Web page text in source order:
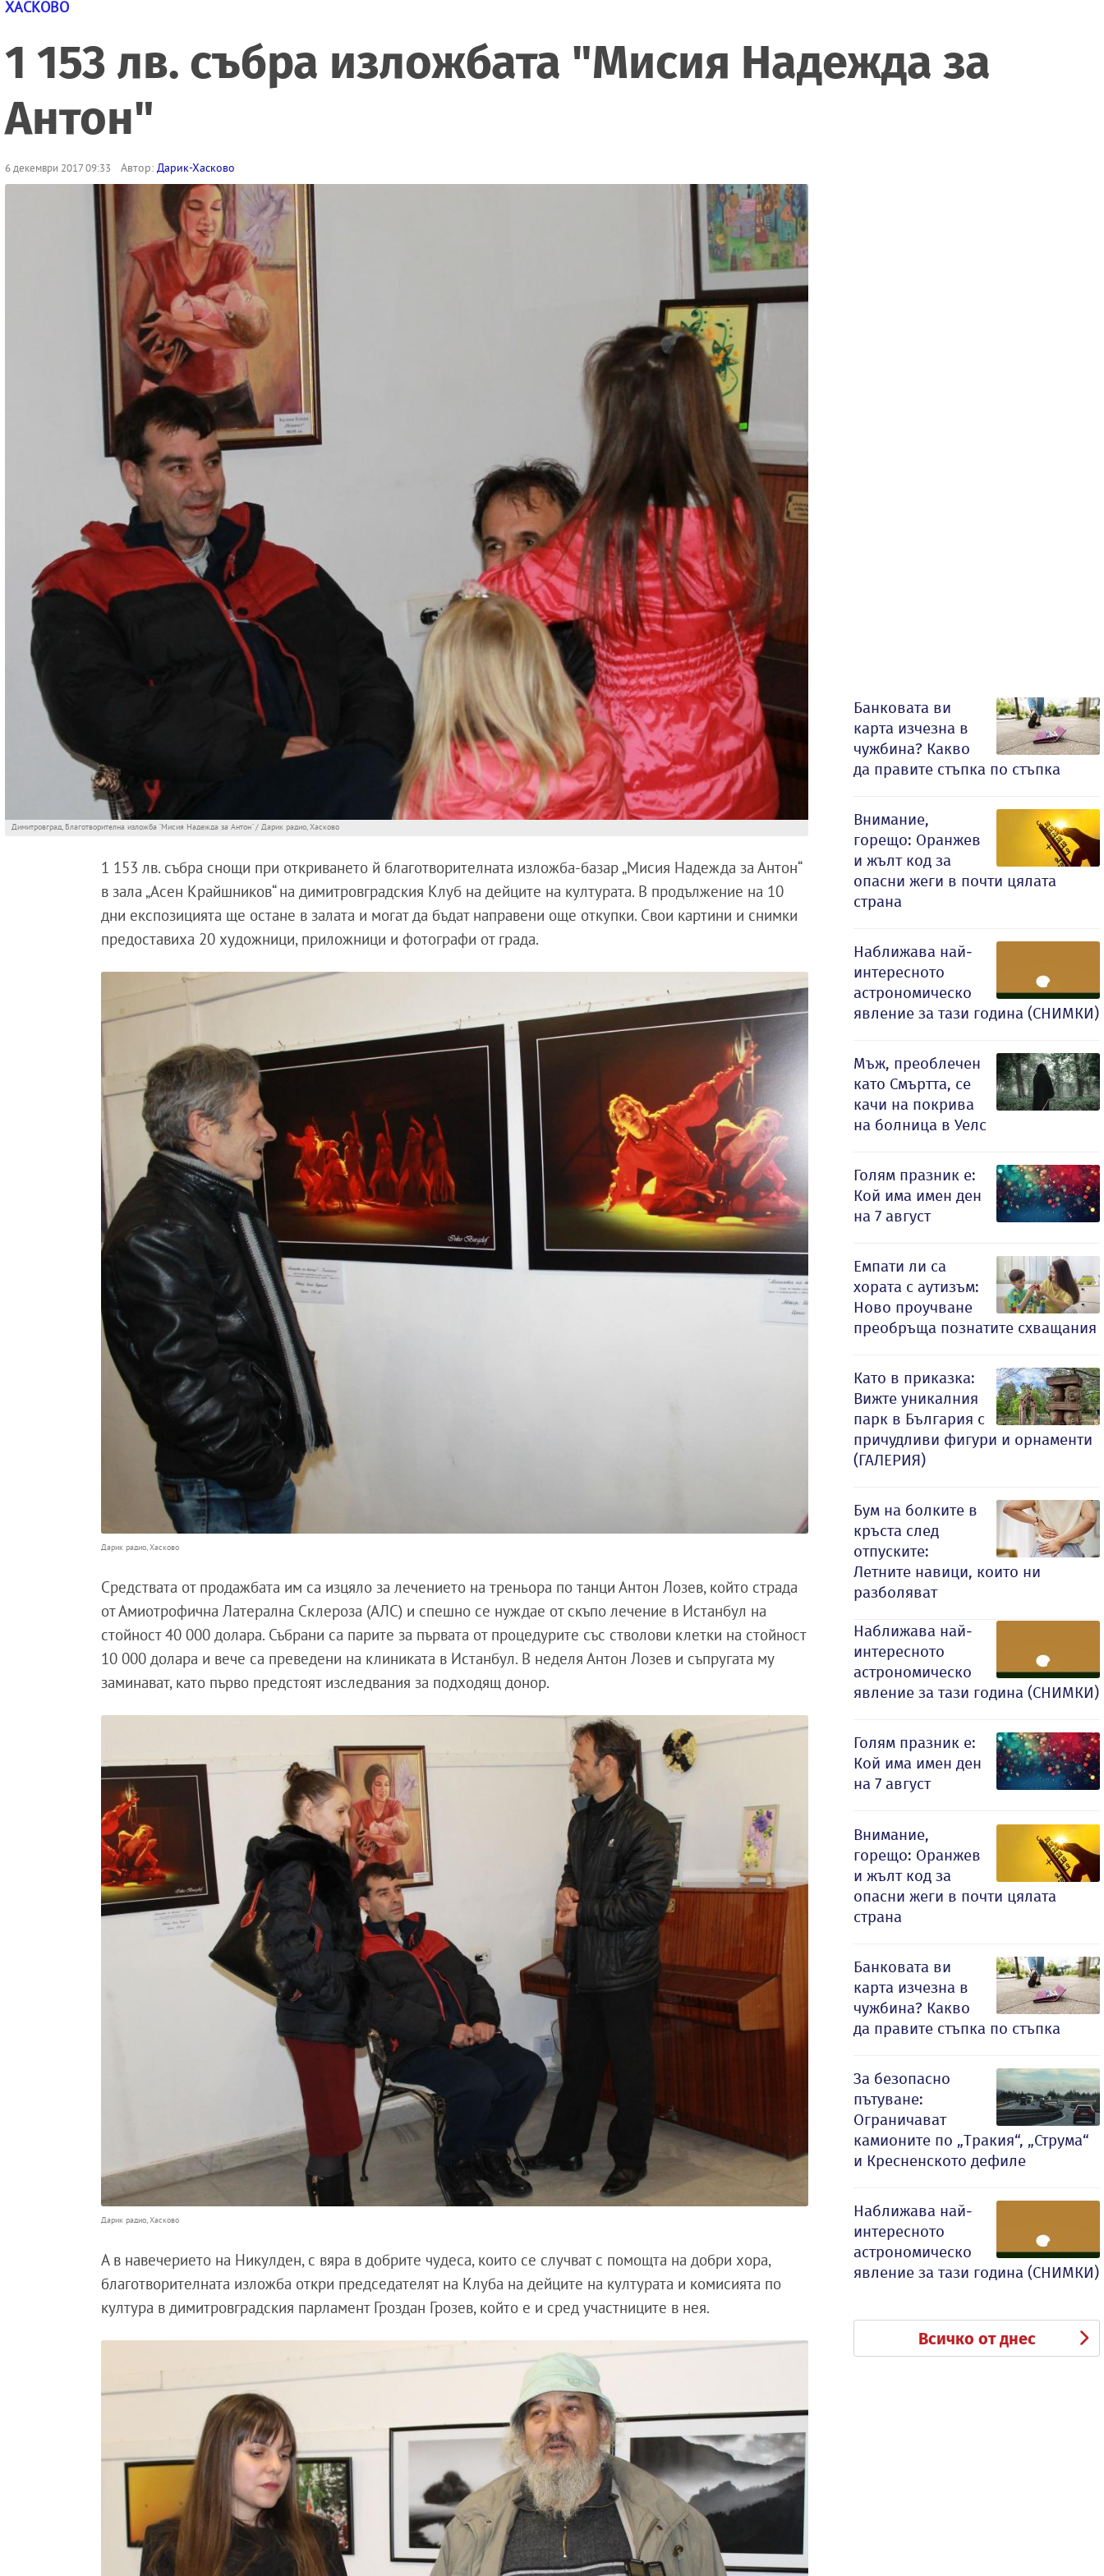
ХАСКОВО
1 153 лв. събра изложбата "Мисия Надежда за
Антон"
6 декември 2017 09:33 Автор: Дарик-Хасково
Димитровград, Благотворителна изложба "Мисия Надежда за Антон" / Дарик радио, Хасково
1 153 лв. събра снощи при откриването й благотворителната изложба-базар „Мисия Надежда за Антон“
в зала „Асен Крайшников“ на димитровградския Клуб на дейците на културата. В продължение на 10
дни експозицията ще остане в залата и могат да бъдат направени още откупки. Свои картини и снимки
предоставиха 20 художници, приложници и фотографи от града.
Дарик радио, Хасково
Средствата от продажбата им са изцяло за лечението на треньора по танци Антон Лозев, който страда
от Амиотрофична Латерална Склероза (АЛС) и спешно се нуждае от скъпо лечение в Истанбул на
стойност 40 000 долара. Събрани са парите за първата от процедурите със стволови клетки на стойност
10 000 долара и вече са преведени на клиниката в Истанбул. В неделя Антон Лозев и съпругата му
заминават, като първо предстоят изследвания за подходящ донор.
Дарик радио, Хасково
А в навечерието на Никулден, с вяра в добрите чудеса, които се случват с помощта на добри хора,
благотворителната изложба откри председателят на Клуба на дейците на културата и комисията по
култура в димитровградския парламент Гроздан Грозев, който е и сред участниците в нея.
Банковата ви
карта изчезна в
чужбина? Какво
да правите стъпка по стъпка
Внимание,
горещо: Оранжев
и жълт код за
опасни жеги в почти цялата
страна
Наближава най-
интересното
астрономическо
явление за тази година (СНИМКИ)
Мъж, преоблечен
като Смъртта, се
качи на покрива
на болница в Уелс
Голям празник е:
Кой има имен ден
на 7 август
Емпати ли са
хората с аутизъм:
Ново проучване
преобръща познатите схващания
Като в приказка:
Вижте уникалния
парк в България с
причудливи фигури и орнаменти
(ГАЛЕРИЯ)
Бум на болките в
кръста след
отпуските:
Летните навици, които ни
разболяват
Наближава най-
интересното
астрономическо
явление за тази година (СНИМКИ)
Голям празник е:
Кой има имен ден
на 7 август
Внимание,
горещо: Оранжев
и жълт код за
опасни жеги в почти цялата
страна
Банковата ви
карта изчезна в
чужбина? Какво
да правите стъпка по стъпка
За безопасно
пътуване:
Ограничават
камионите по „Тракия“, „Струма“
и Кресненското дефиле
Наближава най-
интересното
астрономическо
явление за тази година (СНИМКИ)
Всичко от днес